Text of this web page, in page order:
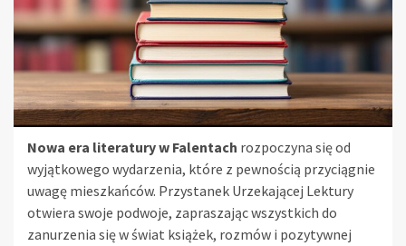
Nowa era literatury w Falentach rozpoczyna się od
wyjątkowego wydarzenia, które z pewnością przyciągnie
uwagę mieszkańców. Przystanek Urzekającej Lektury
otwiera swoje podwoje, zapraszając wszystkich do
zanurzenia się w świat książek, rozmów i pozytywnej